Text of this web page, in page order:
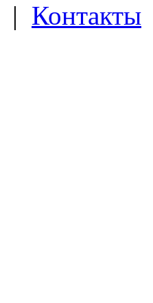
| Контакты